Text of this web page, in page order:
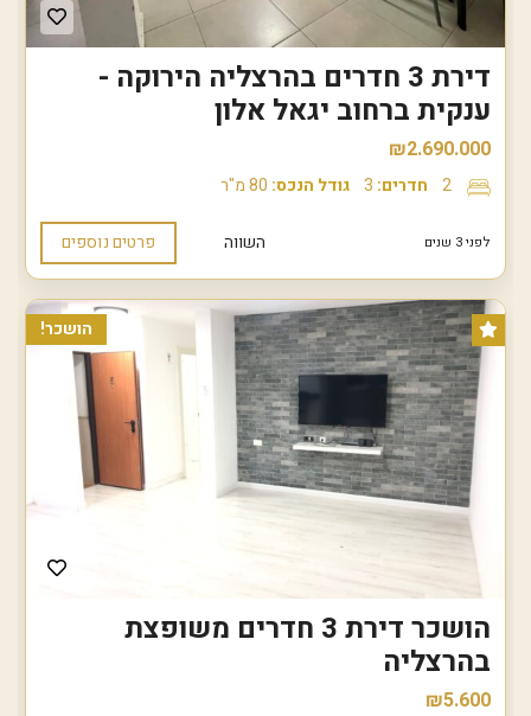
דירת 3 חדרים בהרצליה הירוקה -
ענקית ברחוב יגאל אלון
₪2.690.000
2 חדרים: 3 גודל הנכס: 80 מ"ר
לפני 3 שנים השווה פרטים נוספים
הושכר!
הושכר דירת 3 חדרים משופצת
בהרצליה
₪5.600